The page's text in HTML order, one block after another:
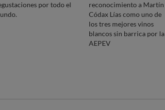
por todo el
reconocimiento a Martín
Códax Lías como uno de
los tres mejores vinos
blancos sin barrica por la
AEPEV